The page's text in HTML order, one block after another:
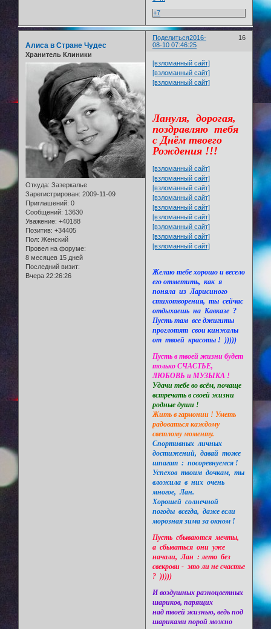
+7
Поделиться 16
2016-
08-10 07:46:25
Алиса в Стране Чудес
Хранитель Клиники
Откуда: Зазеркалье
Зарегистрирован: 2009-11-09
Приглашений: 0
Сообщений: 13630
Уважение: +40188
Позитив: +34405
Пол: Женский
Провел на форуме:
8 месяцев 15 дней
Последний визит:
Вчера 22:26:26
[взломанный сайт]
[взломанный сайт]
[взломанный сайт]
Лануля, дорогая,
поздравляю тебя
с Днём твоего
Рождения !!!
[взломанный сайт]
[взломанный сайт]
[взломанный сайт]
[взломанный сайт]
[взломанный сайт]
[взломанный сайт]
[взломанный сайт]
[взломанный сайт]
[взломанный сайт]
Желаю тебе хорошо и весело
его отметить, как я
поняла из Ларисиного
стихотворения, ты сейчас
отдыхаешь на Кавказе ?
Пусть там все джигиты
проглотят свои кинжалы
от твоей красоты ! )))))
Пусть в твоей жизни будет
только СЧАСТЬЕ,
ЛЮБОВЬ и МУЗЫКА !
Удачи тебе во всём, почаще
встречать в своей жизни
родные души !
Жить в гармонии ! Уметь
радоваться каждому
светлому моменту.
Спортивных личных
достижений, давай тоже
шпагат : посоревнуемся !
Успехов твоим дочкам, ты
вложила в них очень
многое, Лан.
Хорошей солнечной
погоды всегда, даже если
морозная зима за окном !
Пусть сбываются мечты,
а сбываться они уже
начали, Лан : лето без
свекрови - это ли не счастье
? )))))
И воздушных разноцветных
шариков, парящих
над твоей жизнью, ведь под
шариками порой можно